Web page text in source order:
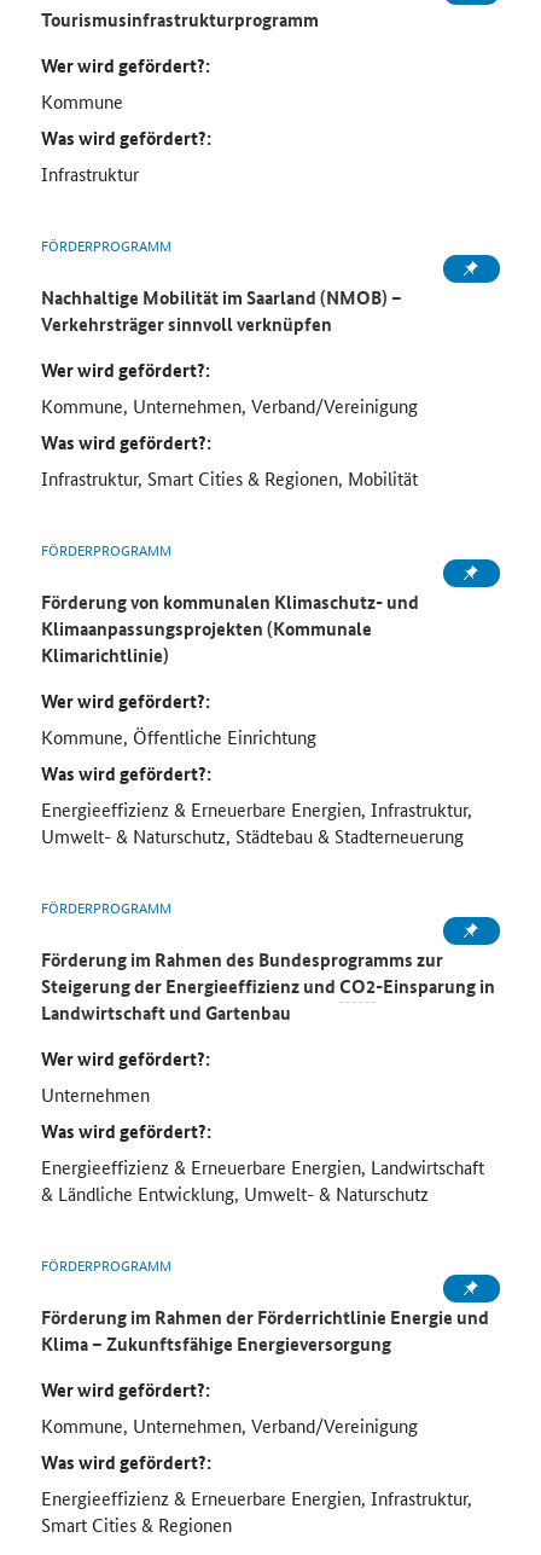
Tourismusinfrastrukturprogramm
Wer wird gefördert?:
Kommune
Was wird gefördert?:
Infrastruktur
FÖRDERPROGRAMM
Nachhaltige Mobilität im Saarland (NMOB) –
Verkehrsträger sinnvoll verknüpfen
Wer wird gefördert?:
Kommune, Unternehmen, Verband/Vereinigung
Was wird gefördert?:
Infrastruktur, Smart Cities & Regionen, Mobilität
FÖRDERPROGRAMM
Förderung von kommunalen Klimaschutz- und
Klimaanpassungsprojekten (Kommunale
Klimarichtlinie)
Wer wird gefördert?:
Kommune, Öffentliche Einrichtung
Was wird gefördert?:
Energieeffizienz & Erneuerbare Energien, Infrastruktur,
Umwelt- & Naturschutz, Städtebau & Stadterneuerung
FÖRDERPROGRAMM
Förderung im Rahmen des Bundesprogramms zur
Steigerung der Energieeffizienz undCO2-Einsparung in
Landwirtschaft und Gartenbau
Wer wird gefördert?:
Unternehmen
Was wird gefördert?:
Energieeffizienz & Erneuerbare Energien, Landwirtschaft
& Ländliche Entwicklung, Umwelt- & Naturschutz
FÖRDERPROGRAMM
Förderung im Rahmen der Förderrichtlinie Energie und
Klima – Zukunftsfähige Energieversorgung
Wer wird gefördert?:
Kommune, Unternehmen, Verband/Vereinigung
Was wird gefördert?:
Energieeffizienz & Erneuerbare Energien, Infrastruktur,
Smart Cities & Regionen